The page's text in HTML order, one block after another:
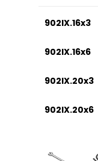
902IX.16x3
902IX.16x6
902IX.20x3
902IX.20x6